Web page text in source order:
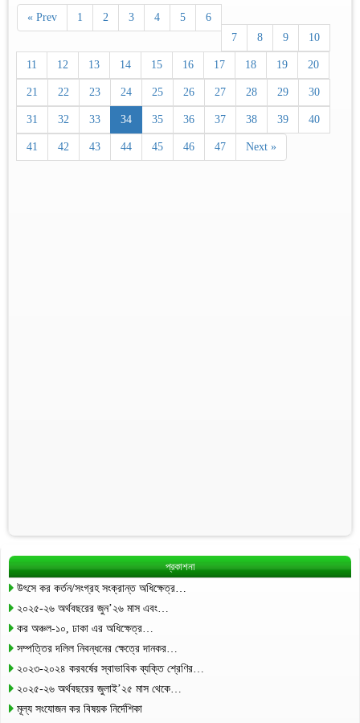
« Prev 1 2 3 4 5
6
7
8 9 10
11 12 13 14 15 16 17 18 19 20
21 22 23 24 25 26 27 28 29 30
31 32 33 34 35 36 37 38 39 40
41 42 43 44 45 46 47 Next »
প্রকাশনা
উৎসে কর কর্তন/সংগ্রহ সংক্রান্ত অধিক্ষেত্র…
২০২৫-২৬ অর্থবছরের জুন’২৬ মাস এবং…
কর অঞ্চল-১০, ঢাকা এর অধিক্ষেত্র…
সম্পত্তির দলিল নিবন্ধনের ক্ষেত্রে দানকর…
২০২৩-২০২৪ করবর্ষের স্বাভাবিক ব্যক্তি শ্রেণির…
২০২৫-২৬ অর্থবছরের জুলাই’২৫ মাস থেকে…
মূল্য সংযোজন কর বিষয়ক নির্দেশিকা